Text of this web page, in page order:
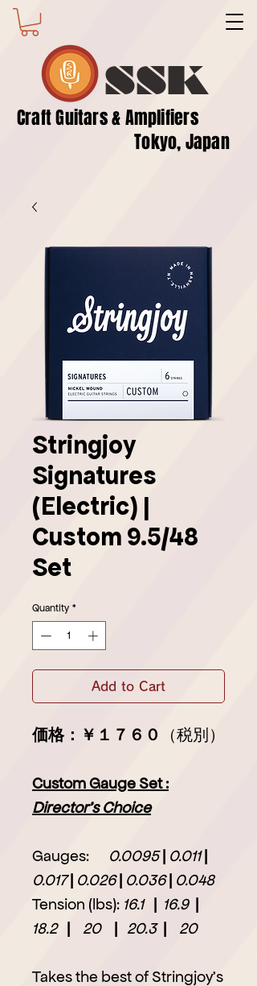
SSK
​Craft Guitars & Amplifiers
Tokyo, Japan
Stringjoy
Signatures
(Electric) |
Custom 9.5/48
Set
Quantity *
Add to Cart
価格：￥１７６０ （税別）
Custom Gauge Set :
Director's Choice
Gauges: 0.0095 | 0.011 |
0.017 | 0.026 | 0.036 | 0.048
Tension (lbs): 16.1 | 16.9 |
18.2 | 20 | 20.3 | 20
Takes the best of Stringjoy's